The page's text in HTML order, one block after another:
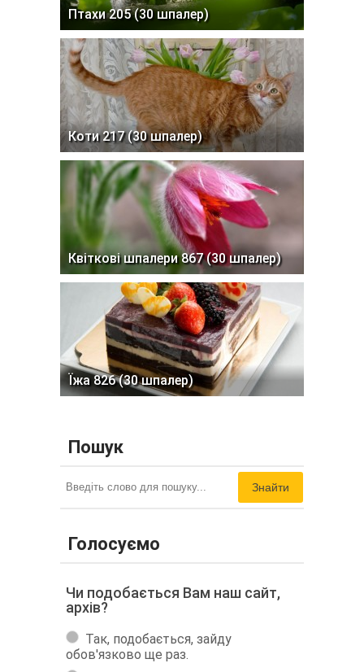
Птахи 205 (30 шпалер)
Коти 217 (30 шпалер)
Квіткові шпалери 867 (30 шпалер)
Їжа 826 (30 шпалер)
Пошук
Знайти
Голосуємо
Чи подобається Вам наш сайт,
архів?
Так, подобається, зайду
обов'язково ще раз.